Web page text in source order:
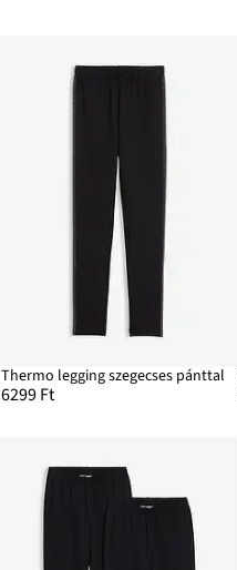
Thermo legging szegecses pánttal
6299 Ft